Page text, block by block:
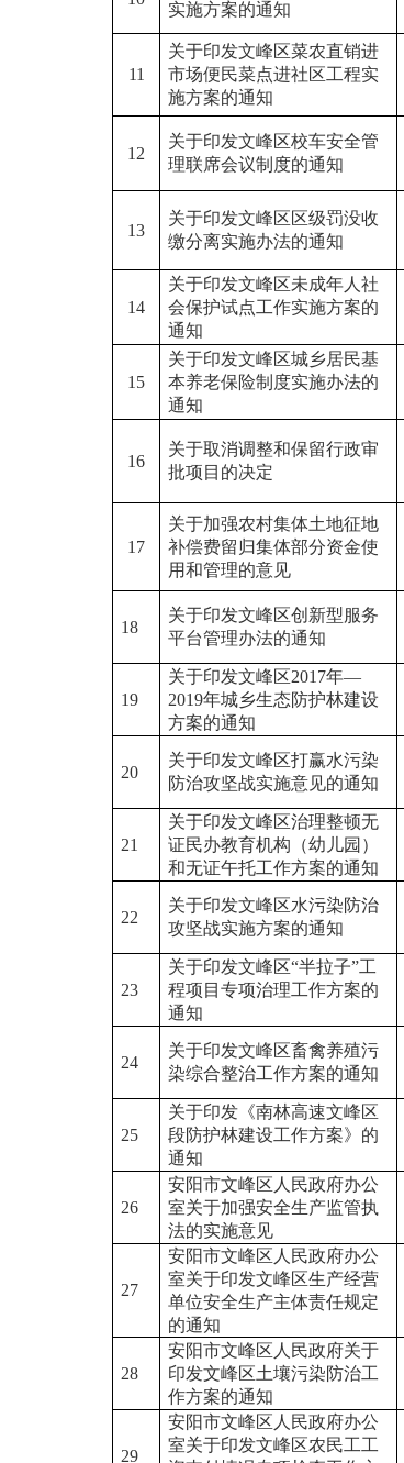
实施方案的通知
11
关于印发文峰区菜农直销进
市场便民菜点进社区工程实
施方案的通知
12
关于印发文峰区校车安全管
理联席会议制度的通知
13
关于印发文峰区区级罚没收
缴分离实施办法的通知
14
关于印发文峰区未成年人社
会保护试点工作实施方案的
通知
15
关于印发文峰区城乡居民基
本养老保险制度实施办法的
通知
16
关于取消调整和保留行政审
批项目的决定
17
关于加强农村集体土地征地
补偿费留归集体部分资金使
用和管理的意见
18
关于印发文峰区创新型服务
平台管理办法的通知
19
关于印发文峰区2017年—
2019年城乡生态防护林建设
方案的通知
20
关于印发文峰区打赢水污染
防治攻坚战实施意见的通知
21
关于印发文峰区治理整顿无
证民办教育机构（幼儿园）
和无证午托工作方案的通知
22
关于印发文峰区水污染防治
攻坚战实施方案的通知
23
关于印发文峰区“半拉子”工
程项目专项治理工作方案的
通知
24
关于印发文峰区畜禽养殖污
染综合整治工作方案的通知
25
关于印发《南林高速文峰区
段防护林建设工作方案》的
通知
26
安阳市文峰区人民政府办公
室关于加强安全生产监管执
法的实施意见
27
安阳市文峰区人民政府办公
室关于印发文峰区生产经营
单位安全生产主体责任规定
的通知
28
安阳市文峰区人民政府关于
印发文峰区土壤污染防治工
作方案的通知
29
安阳市文峰区人民政府办公
室关于印发文峰区农民工工